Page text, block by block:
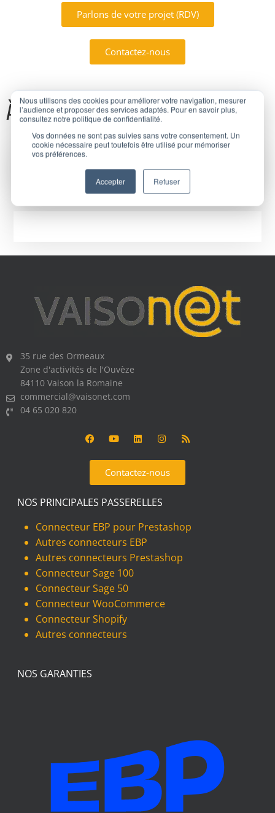
Nous utilisons des cookies pour améliorer votre navigation, mesurer
l’audience et proposer des services adaptés. Pour en savoir plus,
consultez notre politique de confidentialité.
Vos données ne sont pas suivies sans votre consentement. Un
cookie nécessaire peut toutefois être utilisé pour mémoriser
vos préférences.
Accepter Refuser
Parlons de votre projet (RDV)
Contactez-nous
Àpropos
35 rue des Ormeaux
Zone d'activités de l'Ouvèze
84110 Vaison la Romaine
commercial@vaisonet.com
04 65 020 820
Contactez-nous
NOS PRINCIPALES PASSERELLES
Connecteur EBP pour Prestashop
Autres connecteurs EBP
Autres connecteurs Prestashop
Connecteur Sage 100
Connecteur Sage 50
Connecteur WooCommerce
Connecteur Shopify
Autres connecteurs
NOS GARANTIES